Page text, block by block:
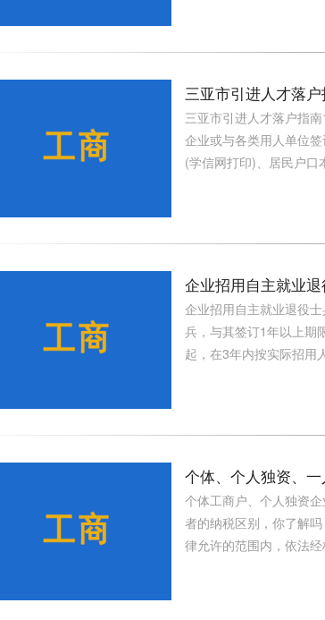
三亚市引进人才落
三亚市引进人才落户指
企业或与各类用人单位
(学信网打印)、居民户口
企业招用自主就业
企业招用自主就业退役
兵，与其签订1年以上期
起，在3年内按实际招用
个体、个人独资、
个体工商户、个人独资
者的纳税区别，你了解
律允许的范围内，依法